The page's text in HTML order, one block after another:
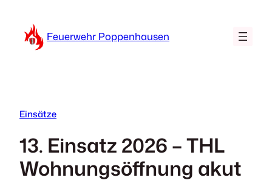
Inhalt
springen Feuerwehr Poppenhausen
Einsätze
13. Einsatz 2026 – THL
Wohnungsöffnung akut